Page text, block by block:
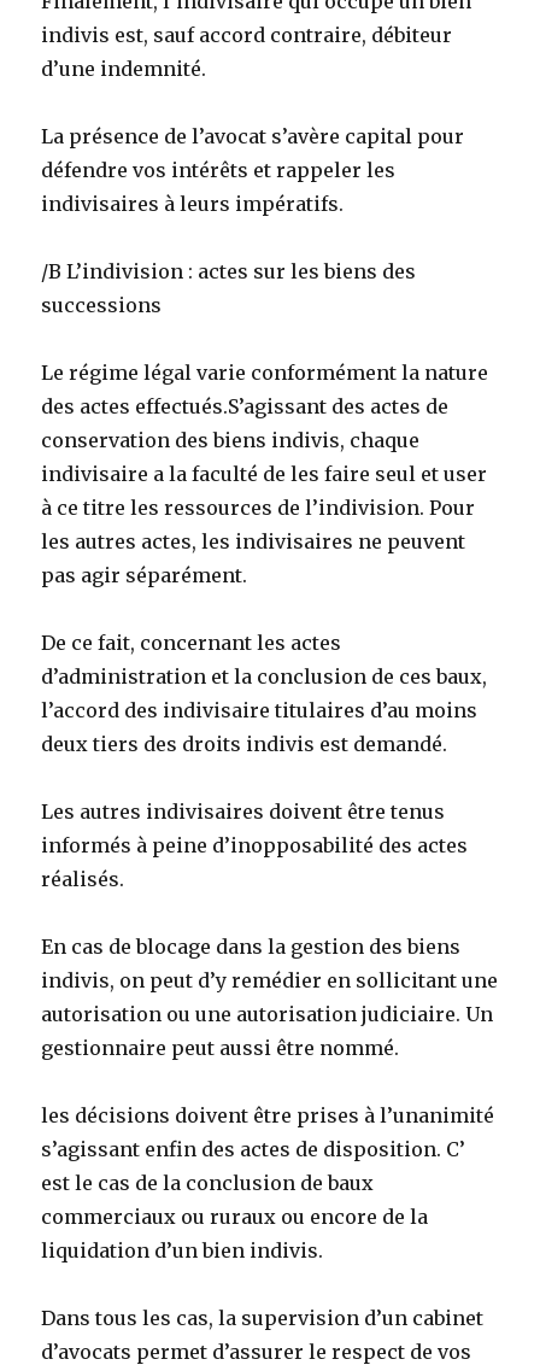
indivis est, sauf accord contraire, débiteur
d’une indemnité.
La présence de l’avocat s’avère capital pour
défendre vos intérêts et rappeler les
indivisaires à leurs impératifs.
/B L’indivision : actes sur les biens des
successions
Le régime légal varie conformément la nature
des actes effectués.S’agissant des actes de
conservation des biens indivis, chaque
indivisaire a la faculté de les faire seul et user
à ce titre les ressources de l’indivision. Pour
les autres actes, les indivisaires ne peuvent
pas agir séparément.
De ce fait, concernant les actes
d’administration et la conclusion de ces baux,
l’accord des indivisaire titulaires d’au moins
deux tiers des droits indivis est demandé.
Les autres indivisaires doivent être tenus
informés à peine d’inopposabilité des actes
réalisés.
En cas de blocage dans la gestion des biens
indivis, on peut d’y remédier en sollicitant une
autorisation ou une autorisation judiciaire. Un
gestionnaire peut aussi être nommé.
les décisions doivent être prises à l’unanimité
s’agissant enfin des actes de disposition. C’
est le cas de la conclusion de baux
commerciaux ou ruraux ou encore de la
liquidation d’un bien indivis.
Dans tous les cas, la supervision d’un cabinet
d’avocats permet d’assurer le respect de vos